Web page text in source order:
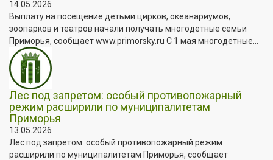
14.05.2026
Выплату на посещение детьми цирков, океанариумов,
зоопарков и театров начали получать многодетные семьи
Приморья, сообщает www.primorsky.ru С 1 мая многодетные...
Лес под запретом: особый противопожарный
режим расширили по муниципалитетам
Приморья
13.05.2026
Лес под запретом: особый противопожарный режим
расширили по муниципалитетам Приморья, сообщает